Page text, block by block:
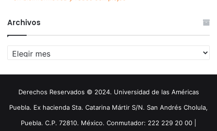
Archivos
Archivos
Derechos Reservados © 2024. Universidad de las Américas
Puebla. Ex hacienda Sta. Catarina Mártir S/N. San Andrés Cholula,
Puebla. C.P. 72810. México. Conmutador: 222 229 20 00 |